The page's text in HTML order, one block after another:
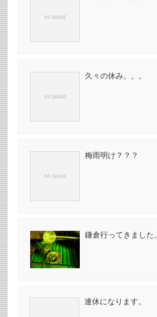
久々の休み。。。
梅雨明け？？？
鎌倉行ってきました。
連休になります。